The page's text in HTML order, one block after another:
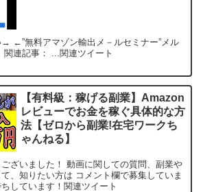
←”無料アマゾン輸出メ－ルセミナー”メル
関連記事： ...関連ツイート
【有料級：稼げる副業】Amazon
レビューでお金を稼ぐ具体的な方
法【ゼロから副業!在宅ワークち
ゃんねる】
ざいました！ 動画に関しての質問、副業や
、知りたい方は コメント欄で募集していま
しています！関連ツイート